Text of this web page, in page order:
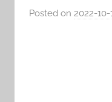
Posted on 2022-10-